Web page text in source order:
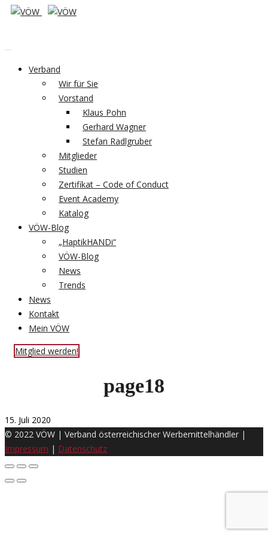
Verband
Wir für Sie
Vorstand
Klaus Pohn
Gerhard Wagner
Stefan Radlgruber
Mitglieder
Studien
Zertifikat – Code of Conduct
Event Academy
Katalog
VÖW-Blog
„HaptikHANDi“
VÖW-Blog
News
Trends
News
Kontakt
Mein VÖW
Mitglied werden!
page18
15. Juli 2020
© 2022 VÖW | Verband österreichischer Werbemittelhändler |
Impressum | Datenschutz